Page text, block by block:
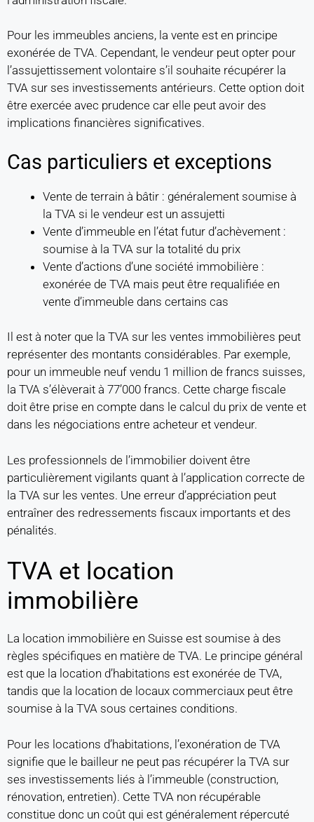
Pour les immeubles anciens, la vente est en principe
exonérée de TVA. Cependant, le vendeur peut opter pour
l’assujettissement volontaire s’il souhaite récupérer la
TVA sur ses investissements antérieurs. Cette option doit
être exercée avec prudence car elle peut avoir des
implications financières significatives.
Cas particuliers et exceptions
Vente de terrain à bâtir : généralement soumise à
la TVA si le vendeur est un assujetti
Vente d’immeuble en l’état futur d’achèvement :
soumise à la TVA sur la totalité du prix
Vente d’actions d’une société immobilière :
exonérée de TVA mais peut être requalifiée en
vente d’immeuble dans certains cas
Il est à noter que la TVA sur les ventes immobilières peut
représenter des montants considérables. Par exemple,
pour un immeuble neuf vendu 1 million de francs suisses,
la TVA s’élèverait à 77’000 francs. Cette charge fiscale
doit être prise en compte dans le calcul du prix de vente et
dans les négociations entre acheteur et vendeur.
Les professionnels de l’immobilier doivent être
particulièrement vigilants quant à l’application correcte de
la TVA sur les ventes. Une erreur d’appréciation peut
entraîner des redressements fiscaux importants et des
pénalités.
TVA et location
immobilière
La location immobilière en Suisse est soumise à des
règles spécifiques en matière de TVA. Le principe général
est que la location d’habitations est exonérée de TVA,
tandis que la location de locaux commerciaux peut être
soumise à la TVA sous certaines conditions.
Pour les locations d’habitations, l’exonération de TVA
signifie que le bailleur ne peut pas récupérer la TVA sur
ses investissements liés à l’immeuble (construction,
rénovation, entretien). Cette TVA non récupérable
constitue donc un coût qui est généralement répercuté